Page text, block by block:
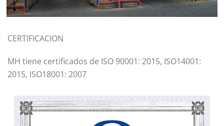
CERTIFICACION
MH tiene certificados de ISO 90001: 2015, ISO14001:
2015, ISO18001: 2007